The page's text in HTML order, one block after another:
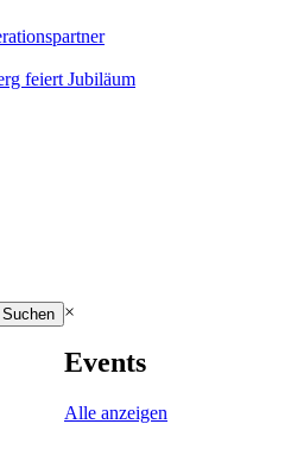
feiert Jubiläum
×
Events
Alle anzeigen